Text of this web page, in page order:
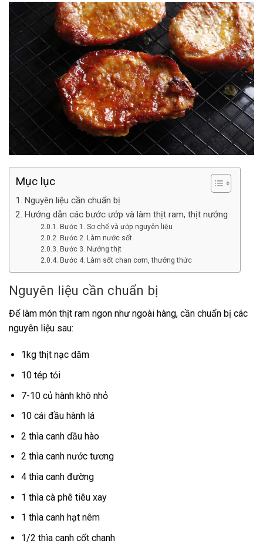
Mục lục
Nguyên liệu cần chuẩn bị
Hướng dẫn các bước ướp và làm thịt ram, thịt nướng
Bước 1. Sơ chế và ướp nguyên liệu
Bước 2. Làm nước sốt
Bước 3. Nướng thịt
Bước 4. Làm sốt chan cơm, thưởng thức
Nguyên liệu cần chuẩn bị
Để làm món thịt ram ngon như ngoài hàng, cần chuẩn bị các
nguyên liệu sau:
1kg thịt nạc dăm
10 tép tỏi
7-10 củ hành khô nhỏ
10 cái đầu hành lá
2 thìa canh dầu hào
2 thìa canh nước tương
4 thìa canh đường
1 thìa cà phê tiêu xay
1 thìa canh hạt nêm
1/2 thìa canh cốt chanh